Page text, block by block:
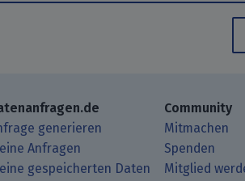
generieren
Anfragen
gespeicherten Daten
Community
Mitmachen
Spenden
Mitglied